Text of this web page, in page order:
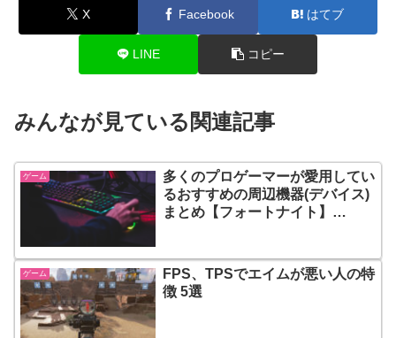
X Facebook はてブ
LINE コピー
みんなが見ている関連記事
ゲーム
多くのプロゲーマーが愛用してい
るおすすめの周辺機器(デバイス)
まとめ【フォートナイト】
ゲーム
FPS、TPSでエイムが悪い人の特
徴 5選